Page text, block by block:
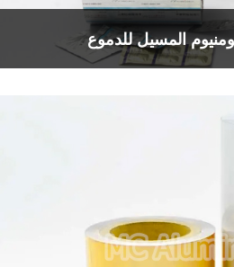
المسيل للدموع